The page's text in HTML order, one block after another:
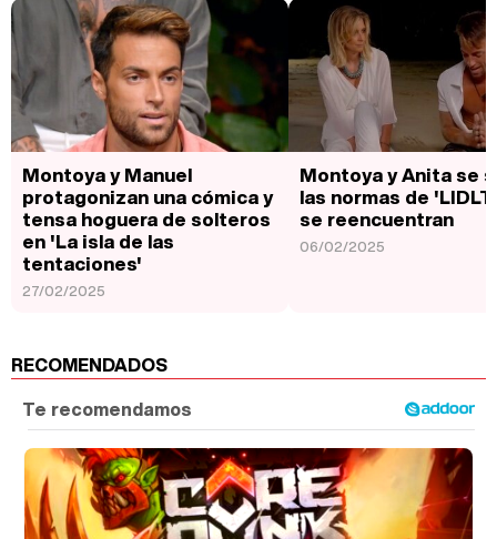
Montoya y Manuel
protagonizan una cómica y
tensa hoguera de solteros
en 'La isla de las
tentaciones'
27/02/2025
Montoya y Anita se
las normas de
se reencuentran
06/02/2025
RECOMENDADOS